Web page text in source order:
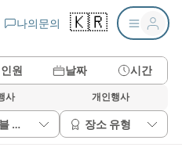
나의문의 🇰🇷
인원 날짜 시간
사 개인행사
테이블 배치 장소 유형